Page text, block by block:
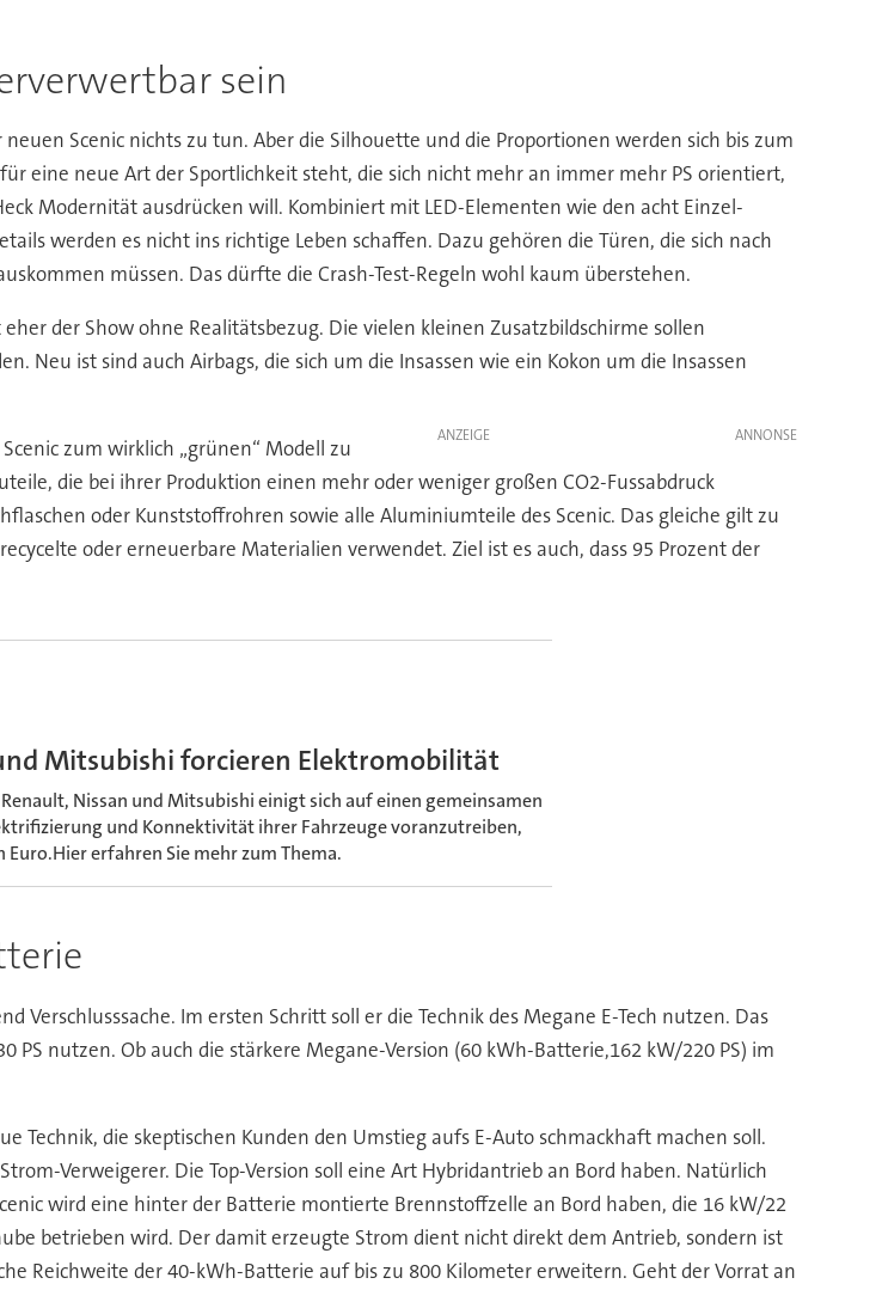
sein
Scenic nichts zu tun. Aber die Silhouette und die Proportionen werden sich bis zum
eine neue Art der Sportlichkeit steht, die sich nicht mehr an immer mehr PS orientiert,
Modernität ausdrücken will. Kombiniert mit LED-Elementen wie den acht Einzel-
werden es nicht ins richtige Leben schaffen. Dazu gehören die Türen, die sich nach
müssen. Das dürfte die Crash-Test-Regeln wohl kaum überstehen.
der Show ohne Realitätsbezug. Die vielen kleinen Zusatzbildschirme sollen
ist sind auch Airbags, die sich um die Insassen wie ein Kokon um die Insassen
ANZEIGE
zum wirklich „grünen“ Modell zu
die bei ihrer Produktion einen mehr oder weniger großen CO2-Fussabdruck
oder Kunststoffrohren sowie alle Aluminiumteile des Scenic. Das gleiche gilt zu
oder erneuerbare Materialien verwendet. Ziel ist es auch, dass 95 Prozent der
Mitsubishi forcieren Elektromobilität
Nissan und Mitsubishi einigt sich auf einen gemeinsamen
und Konnektivität ihrer Fahrzeuge voranzutreiben,
erfahren Sie mehr zum Thema.
Im ersten Schritt soll er die Technik des Megane E-Tech nutzen. Das
nutzen. Ob auch die stärkere Megane-Version (60 kWh-Batterie,162 kW/220 PS) im
Technik, die skeptischen Kunden den Umstieg aufs E-Auto schmackhaft machen soll.
Verweigerer. Die Top-Version soll eine Art Hybridantrieb an Bord haben. Natürlich
wird eine hinter der Batterie montierte Brennstoffzelle an Bord haben, die 16 kW/22
betrieben wird. Der damit erzeugte Strom dient nicht direkt dem Antrieb, sondern ist
Reichweite der 40-kWh-Batterie auf bis zu 800 Kilometer erweitern. Geht der Vorrat an